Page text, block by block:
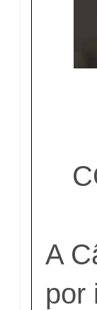
A
por